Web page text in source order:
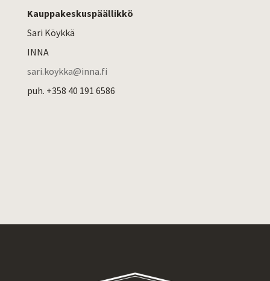
Kauppakeskuspäällikkö
Sari Köykkä
INNA
sari.koykka@inna.fi
puh. +358 40 191 6586